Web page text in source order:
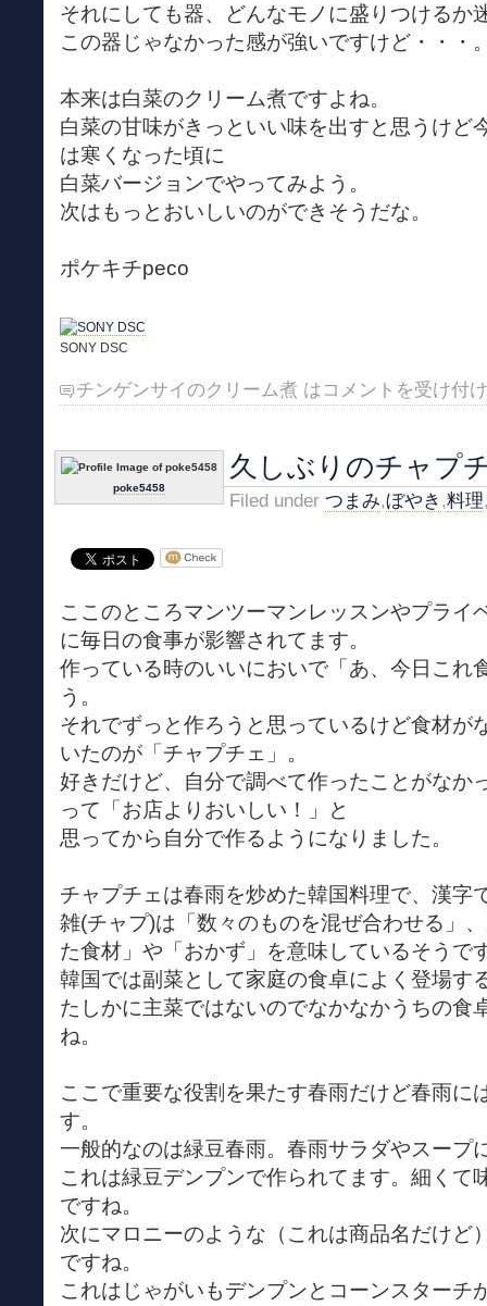
それにしても器、どんなモノに盛りつけるか
この器じゃなかった感が強いですけど・・・
本来は白菜のクリーム煮ですよね。
白菜の甘味がきっといい味を出すと思うけど
は寒くなった頃に
白菜バージョンでやってみよう。
次はもっとおいしいのができそうだな。
ポケキチpeco
SONY DSC
チンゲンサイのクリーム煮 はコメントを受け付
poke5458
久しぶりのチャプ
Filed under つまみ,ぼやき ,料理
ここのところマンツーマンレッスンやプライ
に毎日の食事が影響されてます。
作っている時のいいにおいで「あ、今日これ
う。
それでずっと作ろうと思っているけど食材が
いたのが「チャプチェ」。
好きだけど、自分で調べて作ったことがなか
って「お店よりおいしい！」と
思ってから自分で作るようになりました。
チャプチェは春雨を炒めた韓国料理で、漢字
雑(チャプ)は「数々のものを混ぜ合わせる」
た食材」や「おかず」を意味しているそうで
韓国では副菜として家庭の食卓によく登場す
たしかに主菜ではないのでなかなかうちの食
ね。
ここで重要な役割を果たす春雨だけど春雨に
す。
一般的なのは緑豆春雨。春雨サラダやスープ
これは緑豆デンプンで作られてます。細くて
ですね。
次にマロニーのような（これは商品名だけど
ですね。
これはじゃがいもデンプンとコーンスターチ